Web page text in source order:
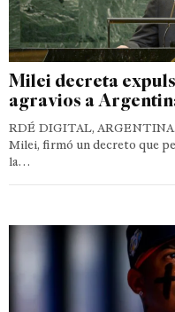
Milei decreta
agravios a
RDÉ DIGITAL,
Milei, firmó un decreto que
la…